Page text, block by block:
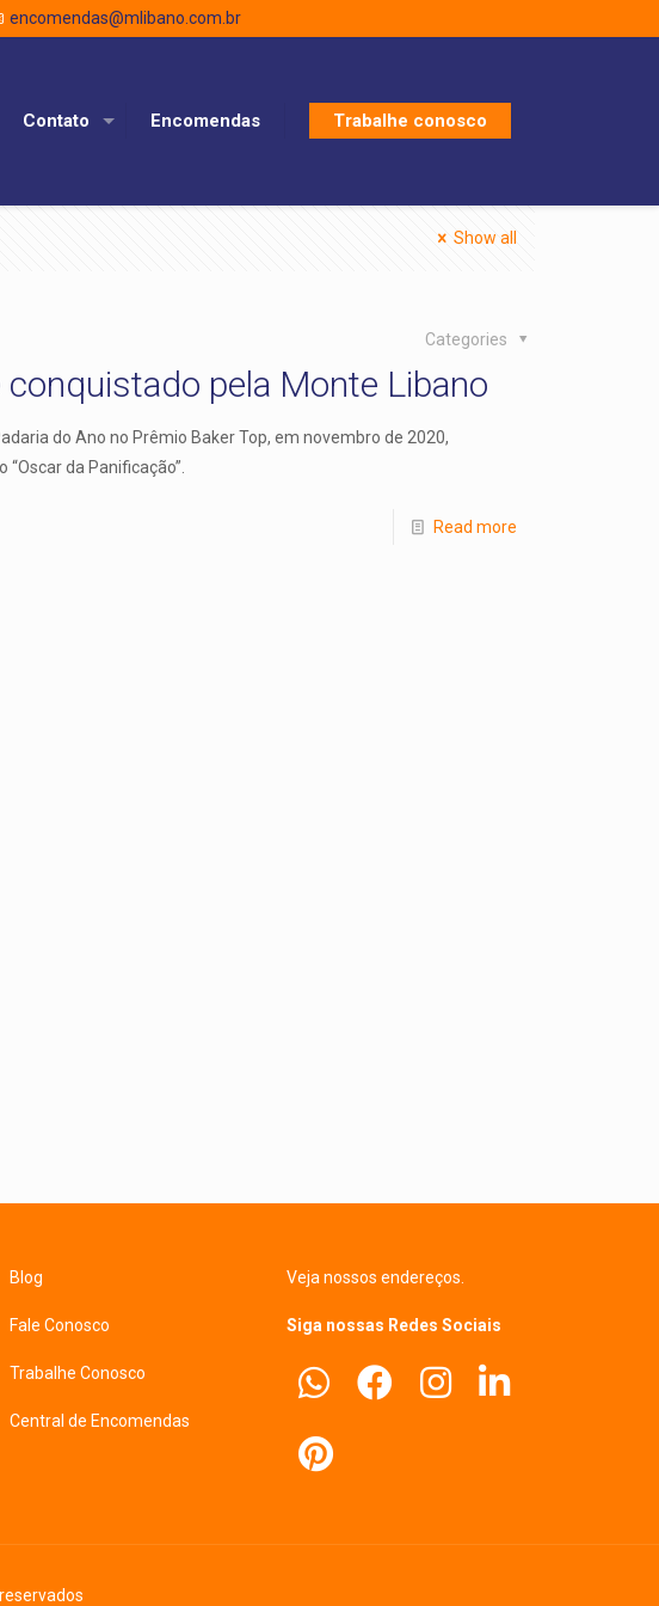
encomendas@mlibano.com.br
Contato Encomendas Trabalhe conosco
Show all
Categories
conquistado pela Monte Libano
do Ano no Prêmio Baker Top, em novembro de 2020,
da Panificação”.
Read more
Blog
Fale Conosco
Trabalhe Conosco
Central de Encomendas
Veja nossos endereços.
Siga nossas Redes Sociais